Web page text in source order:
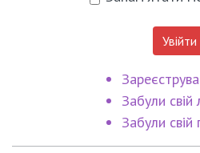
Увійти
Забули свій
Забули свій